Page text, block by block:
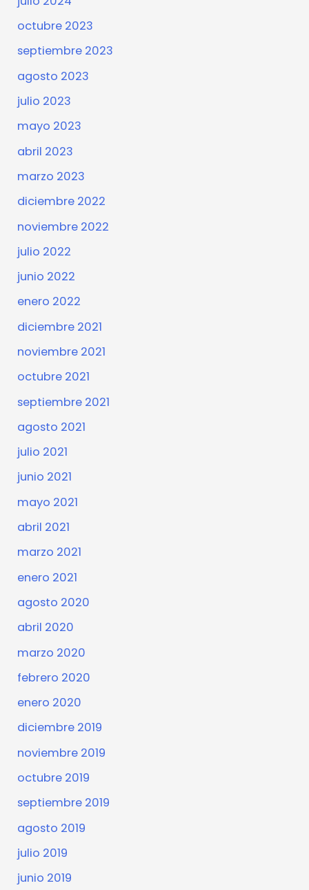
octubre 2023
septiembre 2023
agosto 2023
julio 2023
mayo 2023
abril 2023
marzo 2023
diciembre 2022
noviembre 2022
julio 2022
junio 2022
enero 2022
diciembre 2021
noviembre 2021
octubre 2021
septiembre 2021
agosto 2021
julio 2021
junio 2021
mayo 2021
abril 2021
marzo 2021
enero 2021
agosto 2020
abril 2020
marzo 2020
febrero 2020
enero 2020
diciembre 2019
noviembre 2019
octubre 2019
septiembre 2019
agosto 2019
julio 2019
junio 2019